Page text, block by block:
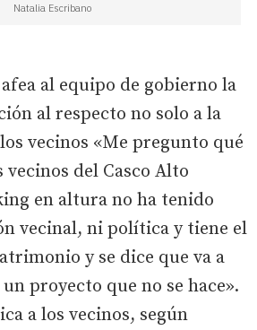
Natalia Escribano
al equipo de gobierno la
al respecto no solo a la
vecinos «Me pregunto qué
vecinos del Casco Alto
en altura no ha tenido
vecinal, ni política y tiene el
y se dice que va a
proyecto que no se hace».
a los vecinos, según